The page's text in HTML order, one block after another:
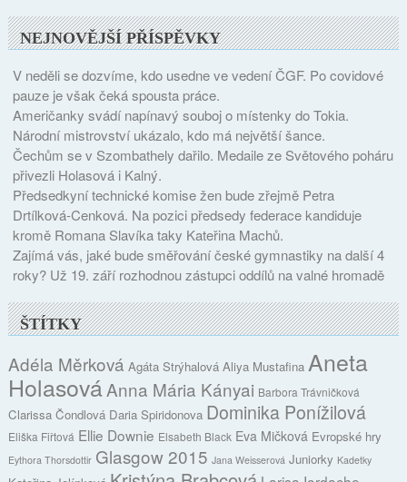
NEJNOVĚJŠÍ PŘÍSPĚVKY
V neděli se dozvíme, kdo usedne ve vedení ČGF. Po covidové
pauze je však čeká spousta práce.
Američanky svádí napínavý souboj o místenky do Tokia.
Národní mistrovství ukázalo, kdo má největší šance.
Čechům se v Szombathely dařilo. Medaile ze Světového poháru
přivezli Holasová i Kalný.
Předsedkyní technické komise žen bude zřejmě Petra
Drtílková-Cenková. Na pozici předsedy federace kandiduje
kromě Romana Slavíka taky Kateřina Machů.
Zajímá vás, jaké bude směřování české gymnastiky na další 4
roky? Už 19. září rozhodnou zástupci oddílů na valné hromadě
ŠTÍTKY
Adéla Měrková Agáta Strýhalová Aliya Mustafina Aneta
HolasováAnna Mária Kányai Barbora Trávničková
Clarissa Čondlová Daria Spiridonova Dominika Ponížilová
Eliška Fiřtová Ellie Downie Elsabeth Black Eva Mičková Evropské hry
Eythora Thorsdottir Glasgow 2015 Jana Weisserová Juniorky Kadetky